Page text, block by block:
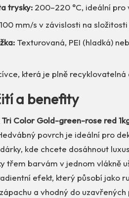
trysky: 200–220 °C, ideální pro
mm/s v závislosti na
Texturovaná, PEI (hladká)
která je plně
a benefity
Tri Color Gold-green-rose red
povrch je ideální pro
kde chcete dosáhnout
třem barvám v jednom vlákně
efekt, který působí jako
a vhodný do